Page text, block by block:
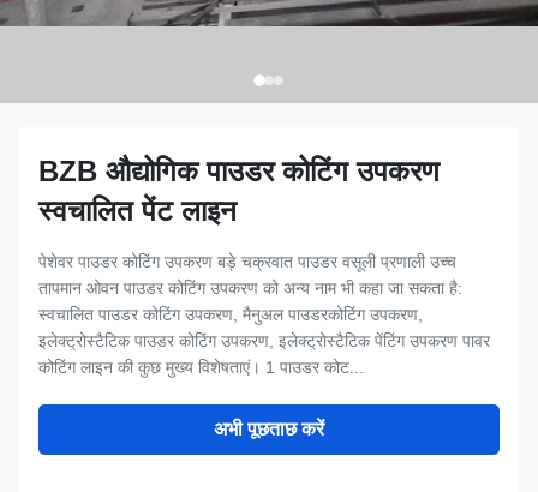
BZB औद्योगिक पाउडर कोटिंग उपकरण
स्वचालित पेंट लाइन
पेशेवर पाउडर कोटिंग उपकरण बड़े चक्रवात पाउडर वसूली प्रणाली उच्च
तापमान ओवन पाउडर कोटिंग उपकरण को अन्य नाम भी कहा जा सकता है:
स्वचालित पाउडर कोटिंग उपकरण, मैनुअल पाउडरकोटिंग उपकरण,
इलेक्ट्रोस्टैटिक पाउडर कोटिंग उपकरण, इलेक्ट्रोस्टैटिक पेंटिंग उपकरण पावर
कोटिंग लाइन की कुछ मुख्य विशेषताएं। 1 पाउडर कोट...
अभी पूछताछ करें